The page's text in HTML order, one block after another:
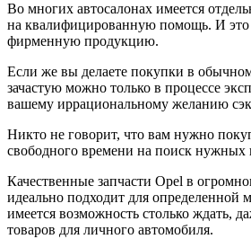
Во многих автосалонах имеется
на квалифицированную помощь. И это
фирменную продукцию.
Если же вы делаете покупки в
зачастую можно только в процессе
вашему иррациональному желанию
Никто не говорит, что вам нужно
свободного времени на поиск нужных
Качественные запчасти Opel в
идеально подходит для определенной
имеется возможность столько ждать,
товаров для личного автомобиля.